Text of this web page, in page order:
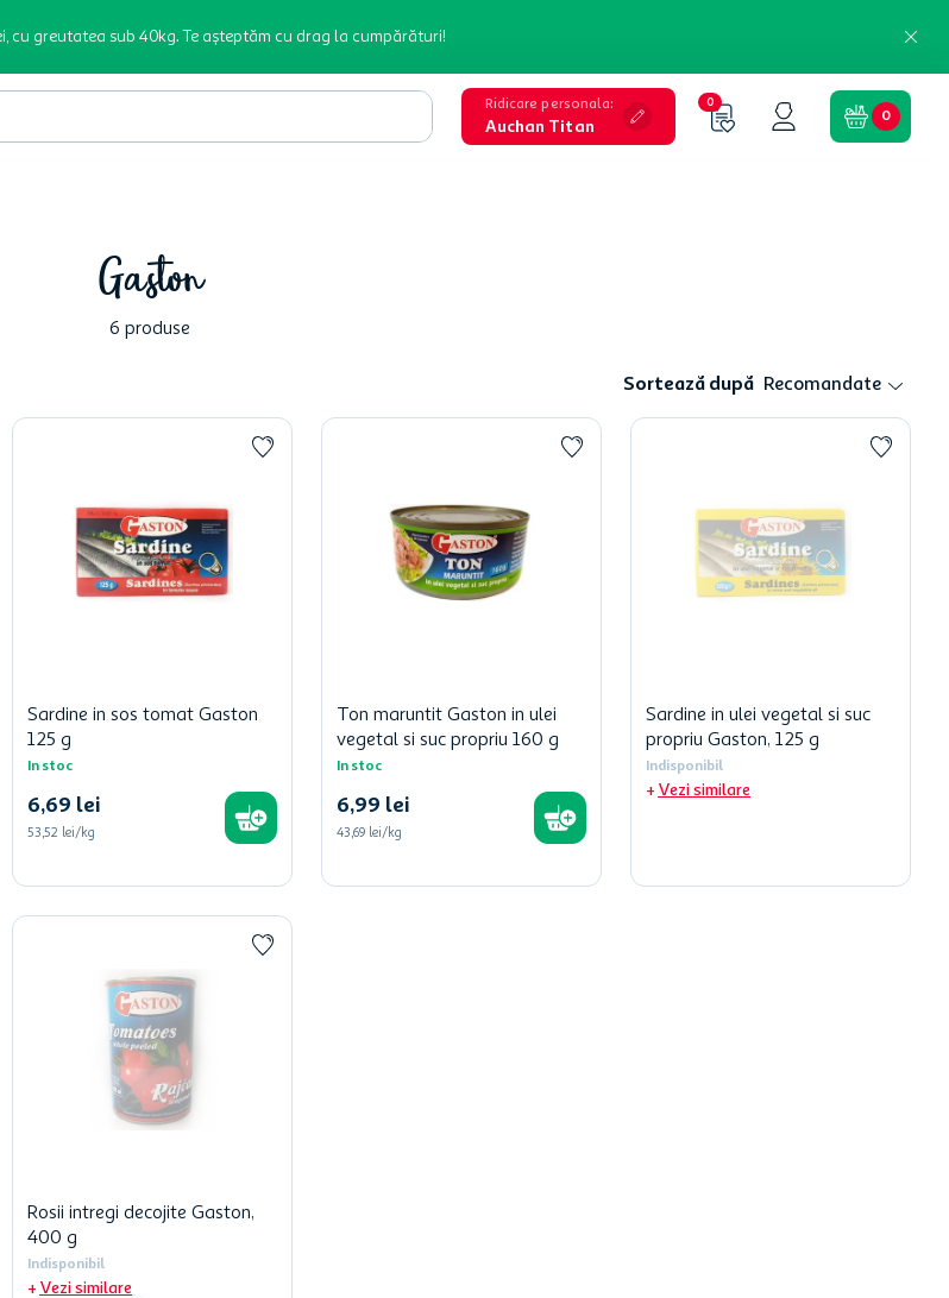
cu greutatea sub 40kg. Te așteptăm cu drag la cumpărături!
Ridicare personala:
Auchan Titan
0
0
Gaston
6 produse
Sortează după Recomandate
Sardine in sos tomat Gaston
125 g
In stoc
6,69 lei
53,52 lei/kg
Ton maruntit Gaston in ulei
vegetal si suc propriu 160 g
In stoc
6,99 lei
43,69 lei/kg
Sardine in ulei vegetal si suc
propriu Gaston, 125 g
Indisponibil
Vezi similare
Rosii intregi decojite Gaston,
400 g
Indisponibil
Vezi similare